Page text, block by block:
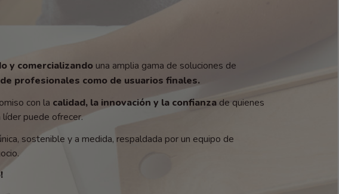
y comercializando una amplia gama de soluciones de
profesionales como de usuarios finales.
con la calidad, la innovación y la confianzade quienes
puede ofrecer.
sostenible y a medida, respaldada por un equipo de